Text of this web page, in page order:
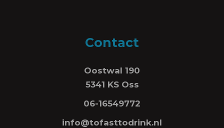
Contact
Oostwal 190
5341 KS Oss
06-16549772
info@tofasttodrink.nl